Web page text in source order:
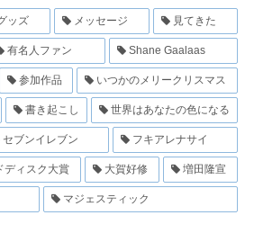
ッズ メッセージ 見てきた
有名人ファン Shane Gaalaas
参加作品 いつかのメリークリスマス
書き起こし 世界はあなたの色になる
セブンイレブン フキアレナサイ
ディスク大賞 大賀好修 増田隆宣
マジェスティック